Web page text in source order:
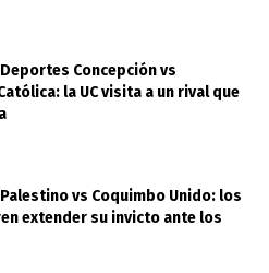
Concepción vs
la UC visita a un rival que
vs Coquimbo Unido: los
extender su invicto ante los